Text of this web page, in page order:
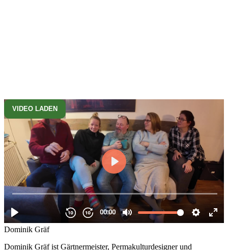
VIDEO LADEN
AUDIO -
Zu den Kogresspaketen ab 39,- EUR
Biografie
Dattelbär
Youtube
Dominik Gräf
Dominik Gräf ist Gärtnermeister, Permakulturdesigner und